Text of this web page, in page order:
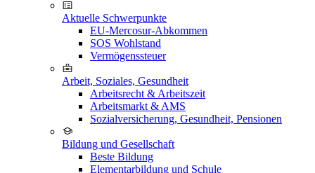
Aktuelle Schwerpunkte
EU-Mercosur-Abkommen
SOS Wohlstand
Vermögenssteuer
Arbeit, Soziales, Gesundheit
Arbeitsrecht & Arbeitszeit
Arbeitsmarkt & AMS
Sozialversicherung, Gesundheit, Pensionen
Bildung und Gesellschaft
Beste Bildung
Elementarbildung und Schule